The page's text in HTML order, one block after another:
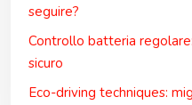
seguire?
Controllo batteria
sicuro
Eco-driving techniques: